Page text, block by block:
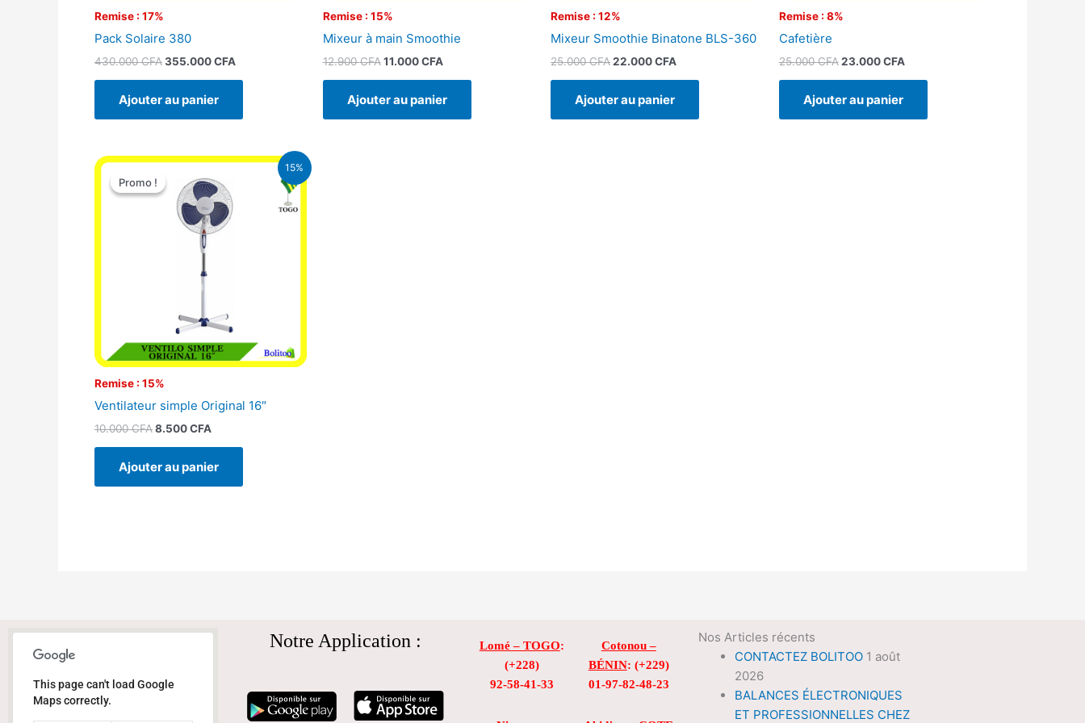
Remise : 17%
Pack Solaire 380
430.000CFA355.000CFA
Ajouter au panier
Remise : 15%
Mixeur à main Smoothie
12.900CFA 11.000CFA
Ajouter au panier
Remise : 12%
Mixeur Smoothie Binatone BLS-360
25.000CFA22.000CFA
Ajouter au panier
Remise : 8%
Cafetière
25.000CFA 23.000CFA
Ajouter au panier
15%
Promo !
Remise : 15%
Promo !
Ventilateur simple Original 16″
10.000CFA
Le
initial
était :
10.000 CFA.
8.500CFA
Le
actuel
est :
8.500 CFA.
Ajouter au panier
This page can't load Google
Maps correctly.
Notre Application : Lomé – TOGO:
(+228)
92-58-41-33
Cotonou –
BÉNIN: (+229)
01-97-82-48-23
Nos Articles récents
CONTACTEZ BOLITOO 1 août
2026
BALANCES ÉLECTRONIQUES
ET PROFESSIONNELLES CHEZ